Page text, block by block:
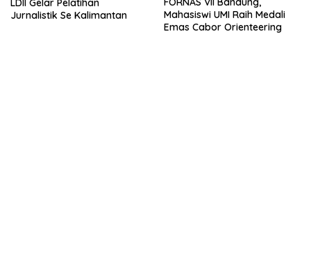
LDII Gelar Pelatihan
Jurnalistik Se Kalimantan
Mahasiswi UMI Raih Medali
Emas Cabor Orienteering